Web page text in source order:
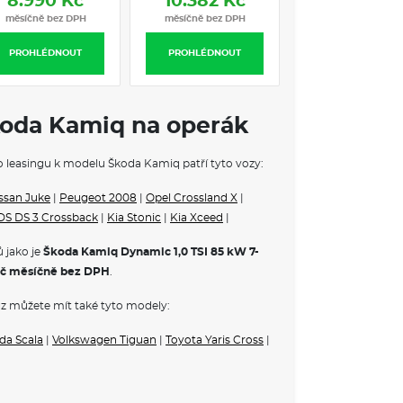
VE VÝBAVA STUPNI
prostoru
a vzadu
s osvětlením
Magic
PROHLÉDNOUT
měsíčně bez DPH
PROHLÉDNOUT
měsíčně bez DPH
Kamiq na operák
leasingu k modelu Škoda Kamiq patří tyto vozy:
Juke Peugeot 2008 Opel Crossland X
DS 3 Crossback Kia Stonic Kia Xceed
jako je Škoda Kamiq Dynamic 1,0 TSI 85 kW 7-
měsíčně bez DPH
můžete mít také tyto modely:
Scala Volkswagen Tiguan Toyota Yaris Cross